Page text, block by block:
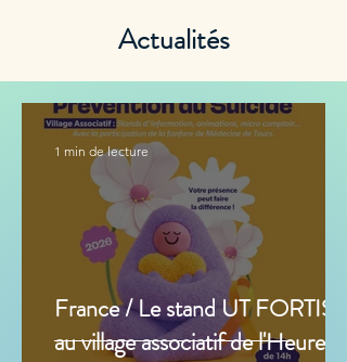
Actualités
France / Le stand UT FORTIS
au village associatif de l'Heure
1 min de lecture